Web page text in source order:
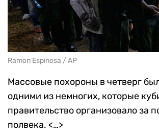
Ramon Espinosa / AP
Массовые похороны в четверг
одними из немногих, которые
правительство организовало за
полвека. <…>